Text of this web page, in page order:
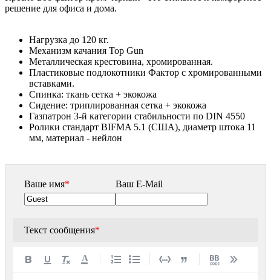
решение для офиса и дома.
Нагрузка до 120 кг.
Механизм качания Top Gun
Металлическая крестовина, хромированная.
Пластиковые подлокотники Фактор с хромированными
вставками.
Спинка: ткань сетка + экокожа
Сидение: триплированная сетка + экокожа
Газпатрон 3-й категории стабильности по DIN 4550
Ролики стандарт BIFMA 5.1 (США), диаметр штока 11
мм, материал - нейлон
Ваше имя* Ваш E-Mail
Текст сообщения*
A